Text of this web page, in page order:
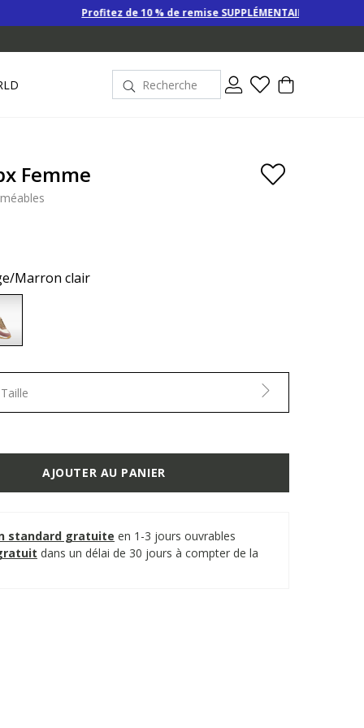
Profitez de 10 % de remise SUPPLÉMENTAIRE sur les Derniers prix
Femme
Marron clair
AJOUTER AU PANIER
standard gratuite en 1-3 jours ouvrables
dans un délai de 30 jours à compter de la